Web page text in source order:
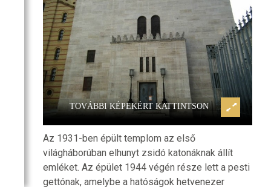
PROGRAM
TOVÁBBI KÉPEKÉRT KATTINTSON
sírkertje Hősök temploma és Hősök
Az 1931-ben épült templom az első
világháborúban elhunyt zsidó katonáknak állít
emléket. Az épület 1944 végén része lett a pesti
gettónak, amelybe a hatóságok hetvenezer